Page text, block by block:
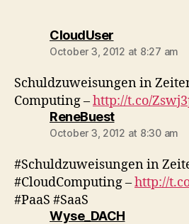
CloudUsersays:
October 3, 2012 at 8:27 am
Schuldzuweisungen in
Computing –http://t.co/
ReneBuestsays:
October 3, 2012 at 8:30 am
#Schuldzuweisungen in
#CloudComputing –http://
#PaaS #SaaS
Wyse_DACHsays: